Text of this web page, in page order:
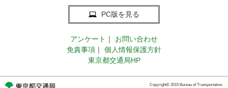
PC版を見る
アンケート ｜
お問い合わせ
免責事項 ｜
個人情報保護方針
東京都交通局HP
Copyright© 2015 Bureau of Transportation.